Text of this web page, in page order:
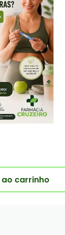
carrinho